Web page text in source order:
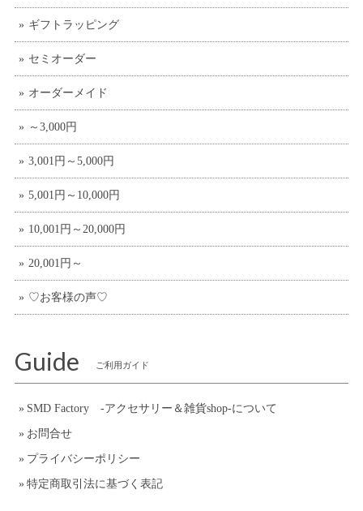
ギフトラッピング
セミオーダー
オーダーメイド
～3,000円
3,001円～5,000円
5,001円～10,000円
10,001円～20,000円
20,001円～
♡お客様の声♡
Guide ご利用ガイド
SMD Factory -アクセサリー＆雑貨shop-について
お問合せ
プライバシーポリシー
特定商取引法に基づく表記